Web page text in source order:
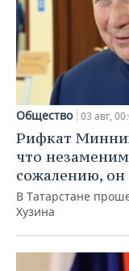
Общество 03 авг,
Рифкат
что
сожалению,
В Татарстане
Хузина